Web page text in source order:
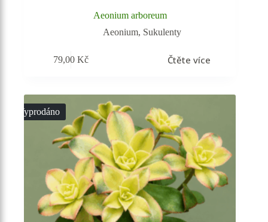
Aeonium arboreum
Aeonium, Sukulenty
79,00Kč Čtěte více
Vyprodáno